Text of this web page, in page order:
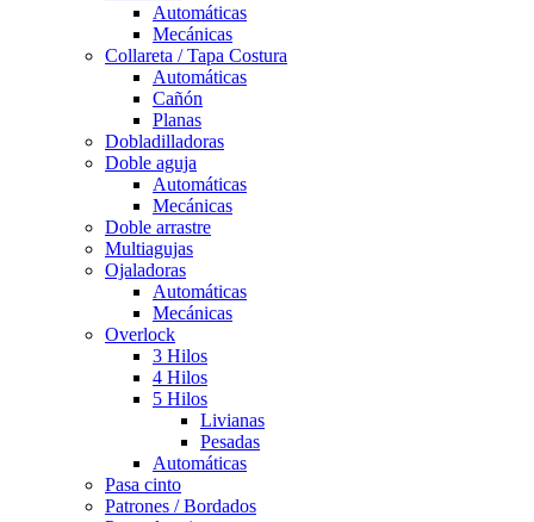
Automáticas
Mecánicas
Collareta / Tapa Costura
Automáticas
Cañón
Planas
Dobladilladoras
Doble aguja
Automáticas
Mecánicas
Doble arrastre
Multiagujas
Ojaladoras
Automáticas
Mecánicas
Overlock
3 Hilos
4 Hilos
5 Hilos
Livianas
Pesadas
Automáticas
Pasa cinto
Patrones / Bordados